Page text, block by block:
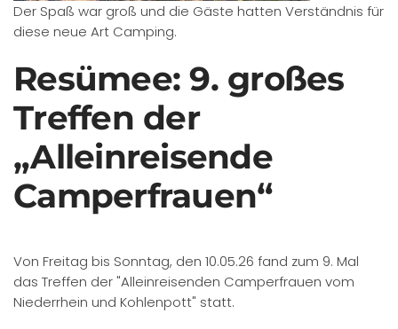
Der Spaß war groß und die Gäste hatten Verständnis für
diese neue Art Camping.
Resümee: 9. großes
Treffen der
„Alleinreisende
Camperfrauen“
Von Freitag bis Sonntag, den 10.05.26 fand zum 9. Mal
das Treffen der "Alleinreisenden Camperfrauen vom
Niederrhein und Kohlenpott" statt.